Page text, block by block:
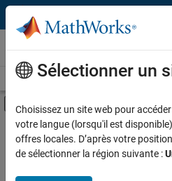
Passer au contenu
Sociétés partenaires
Présentation Become a Partner
Activer/désactiver
Product TypeSearch
Products
Sélectionner un
Choisissez un site web pour
votre langue (lorsqu'il est
offres locales. D’après votre
de sélectionner la région suivante :